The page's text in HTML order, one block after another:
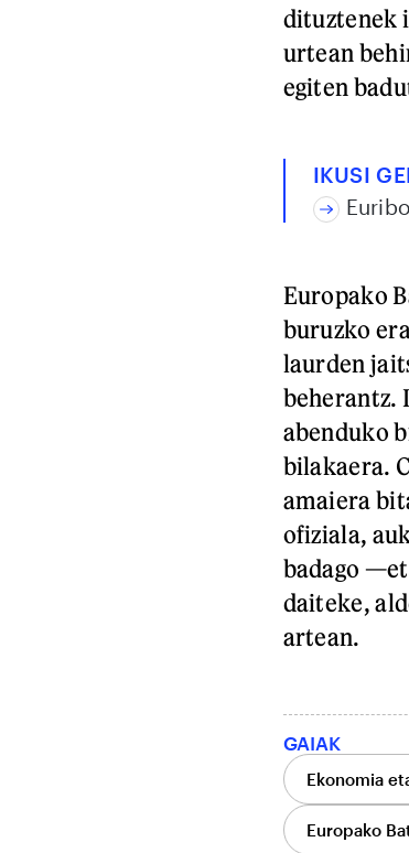
dituztenek
urtean
egiten
IKUSI
Europako
buruzko
laurden
beherantz.
abenduko
bilakaera.
amaiera
ofiziala,
badago
daiteke,
artean.
GAIAK
Ekonomia
Europako